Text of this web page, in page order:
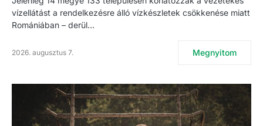
vízellátást a rendelkezésre álló vízkészletek csökkenése miatt
Romániában – derül…
2026. augusztus 7. Megnyitom